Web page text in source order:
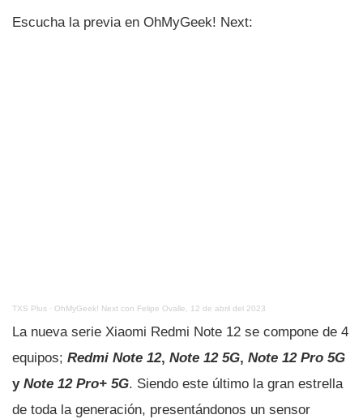
Escucha la previa en OhMyGeek! Next:
TXS Plus · OhMyGeek! Next con Felipe Ovalle, 12 de abril del 2023
La nueva serie Xiaomi Redmi Note 12 se compone de 4
equipos; Redmi Note 12, Note 12 5G, Note 12 Pro 5G
y Note 12 Pro+ 5G. Siendo este último la gran estrella
de toda la generación, presentándonos un sensor